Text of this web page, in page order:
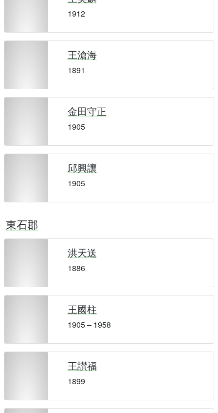
1912
王滄海
1891
金田守正
1905
邱興讓
1905
東石郡
洪天送
1886
王國柱
1905 – 1958
王讃福
1899